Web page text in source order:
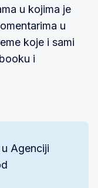
u kojima je
u
koje i sami
i
Agenciji